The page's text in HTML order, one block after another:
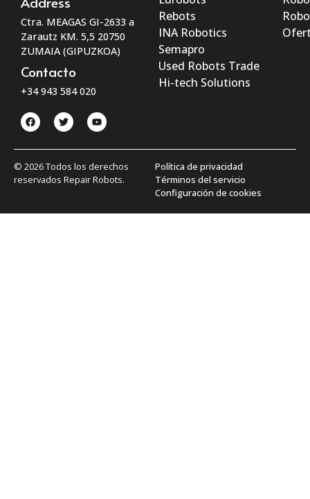
Ctra. MEAGAS GI-2633 a
Zarautz KM. 5,5 20750
ZUMAIA (GIPUZKOA)
Contacto
+34 943 584 020
Rebots
INA Robotics
Semapro
Used Robots Trade
Hi-tech Solutions
© 2026 Todos los derechos
reservados Repair Robots.
Política de privacidad
Términos del servicio
Configuración de cookies